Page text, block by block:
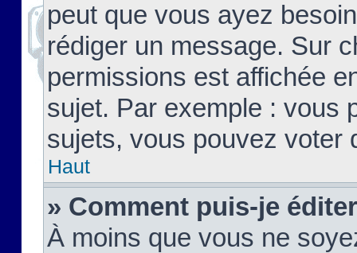
peut que vous ayez
rédiger un message. Sur
permissions est affichée
sujet. Par exemple : vous
sujets, vous pouvez voter
Haut
» Comment puis-je
À moins que vous ne